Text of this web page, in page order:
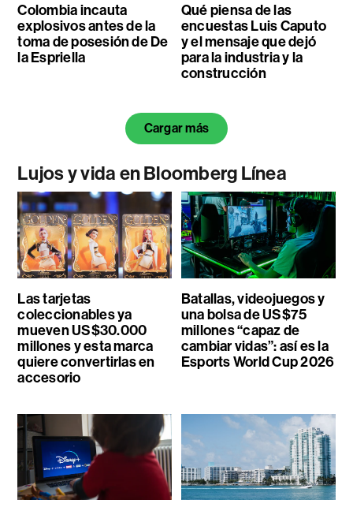
Colombia incauta
explosivos antes de la
toma de posesión de De
la Espriella
Qué piensa de las
encuestas Luis Caputo
y el mensaje que dejó
para la industria y la
construcción
Cargar más
Lujos y vida en Bloomberg Línea
Las tarjetas
coleccionables ya
mueven US$30.000
millones y esta marca
quiere convertirlas en
accesorio
Batallas, videojuegos y
una bolsa de US$75
millones “capaz de
cambiar vidas”: así es la
Esports World Cup 2026